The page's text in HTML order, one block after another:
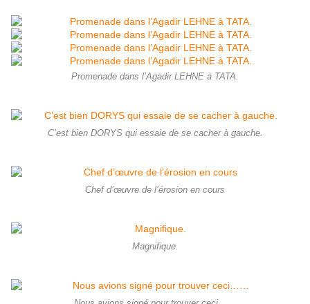
Promenade dans l’Agadir LEHNE à TATA.
C’est bien DORYS qui essaie de se cacher à gauche.
Chef d’œuvre de l’érosion en cours
Magnifique.